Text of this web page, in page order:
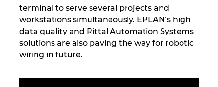
terminal to serve several projects and
workstations simultaneously. EPLAN’s high
data quality and Rittal Automation Systems
solutions are also paving the way for robotic
wiring in future.